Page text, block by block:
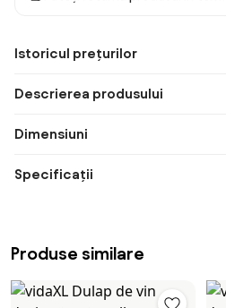
Istoricul prețurilor
Descrierea produsului
Dimensiuni
Specificații
Produse similare